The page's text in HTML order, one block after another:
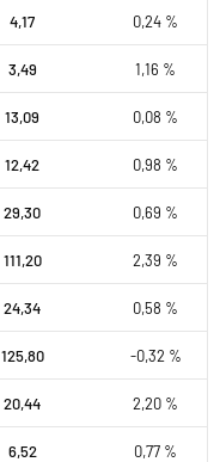
4,17 0,24 %
3,49 1,16 %
13,09 0,08 %
12,42 0,98 %
29,30 0,69 %
111,20 2,39 %
24,34 0,58 %
125,80 -0,32 %
20,44 2,20 %
6,52 0,77 %